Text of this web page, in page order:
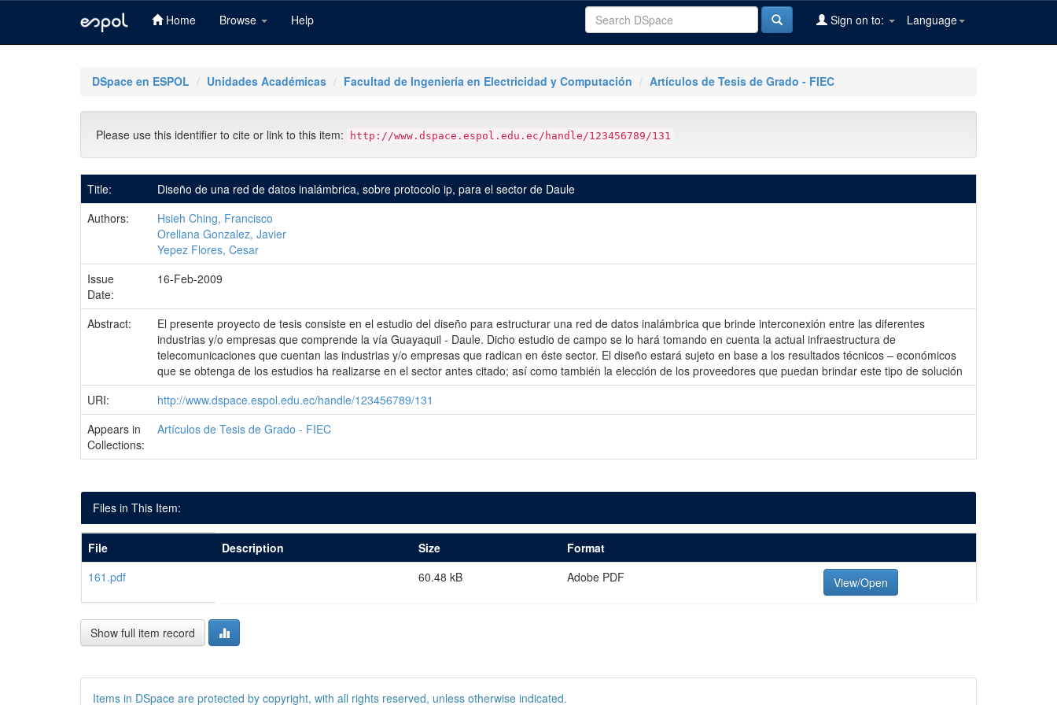
Home Browse Help Language
Sign on to:
DSpace en ESPOL Unidades Académicas Facultad de Ingeniería en Electricidad y Computación Artículos de Tesis de Grado - FIEC
Please use this identifier to cite or link to this item: http://www.dspace.espol.edu.ec/handle/123456789/131
Title:
Diseño de una red de datos inalámbrica, sobre protocolo ip, para el sector de Daule
Authors:
Hsieh Ching, Francisco
Orellana Gonzalez, Javier
Yepez Flores, Cesar
Issue
Date:
16-Feb-2009
Abstract:
El presente proyecto de tesis consiste en el estudio del diseño para estructurar una red de datos inalámbrica que brinde interconexión entre las diferentes
industrias y/o empresas que comprende la vía Guayaquil - Daule. Dicho estudio de campo se lo hará tomando en cuenta la actual infraestructura de
telecomunicaciones que cuentan las industrias y/o empresas que radican en éste sector. El diseño estará sujeto en base a los resultados técnicos – económicos
que se obtenga de los estudios ha realizarse en el sector antes citado; así como también la elección de los proveedores que puedan brindar este tipo de solución
URI:
http://www.dspace.espol.edu.ec/handle/123456789/131
Appears in
Collections:
Artículos de Tesis de Grado - FIEC
Files in This Item:
File Description Size
Format
161.pdf
60.48 kB Adobe PDF View/Open
Show full item record
Items in DSpace are protected by copyright, with all rights reserved, unless otherwise indicated.